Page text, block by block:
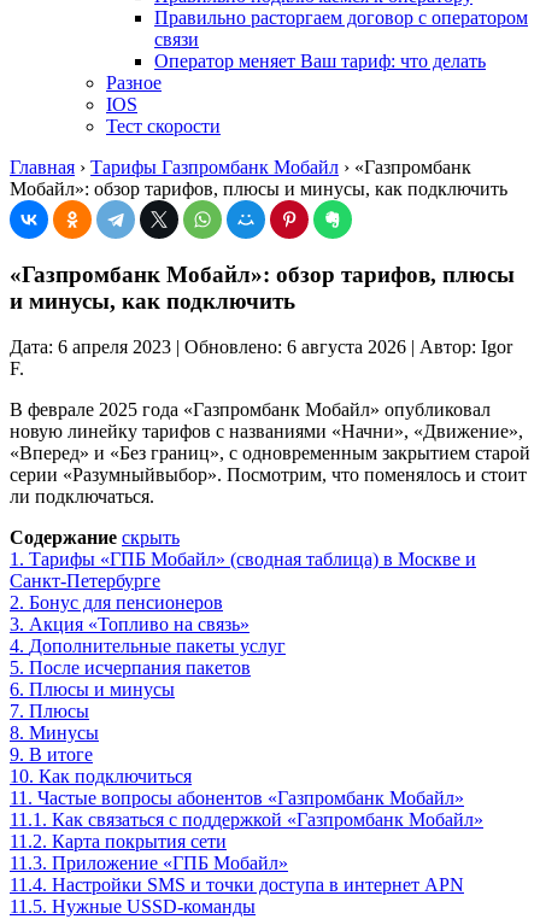
Правильно расторгаем договор с оператором
связи
Оператор меняет Ваш тариф: что делать
Разное
IOS
Тест скорости
Главная › Тарифы Газпромбанк Мобайл › «Газпромбанк
Мобайл»: обзор тарифов, плюсы и минусы, как подключить
«Газпромбанк Мобайл»: обзор тарифов, плюсы
и минусы, как подключить
Дата: 6 апреля 2023 | Обновлено: 6 августа 2026 | Автор: Igor
F.
В феврале 2025 года «Газпромбанк Мобайл» опубликовал
новую линейку тарифов с названиями «Начни», «Движение»,
«Вперед» и «Без границ», с одновременным закрытием старой
серии «Разумныйвыбор». Посмотрим, что поменялось и стоит
ли подключаться.
Содержание скрыть
1. Тарифы «ГПБ Мобайл» (сводная таблица) в Москве и
Санкт-Петербурге
2. Бонус для пенсионеров
3. Акция «Топливо на связь»
4. Дополнительные пакеты услуг
5. После исчерпания пакетов
6. Плюсы и минусы
7. Плюсы
8. Минусы
9. В итоге
10. Как подключиться
11. Частые вопросы абонентов «Газпромбанк Мобайл»
11.1. Как связаться с поддержкой «Газпромбанк Мобайл»
11.2. Карта покрытия сети
11.3. Приложение «ГПБ Мобайл»
11.4. Настройки SMS и точки доступа в интернет APN
11.5. Нужные USSD-команды